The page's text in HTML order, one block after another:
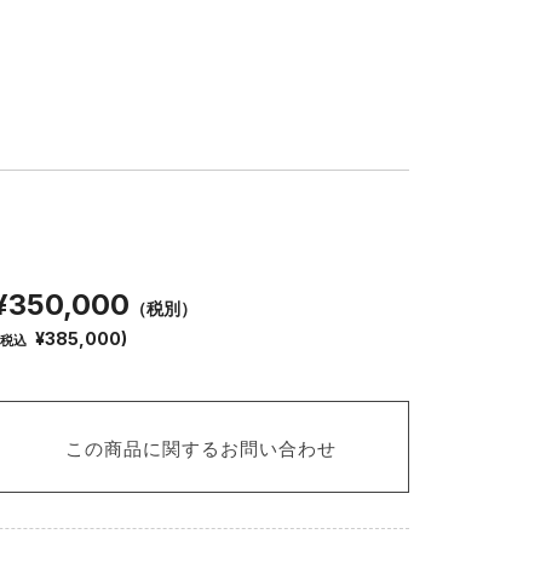
（税別）
税込 ¥385,000)
この商品に関するお問い合わせ